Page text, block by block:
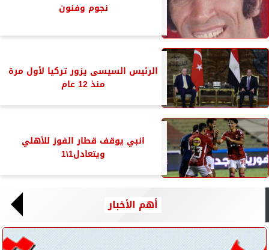
نجوم وفنون
الرئيس السيسى يزور تركيا لأول مرة
منذ 12 عام
انبي يوقف قطار الفوز للأهلي
ويتعادل1\1
أهم الأخبار